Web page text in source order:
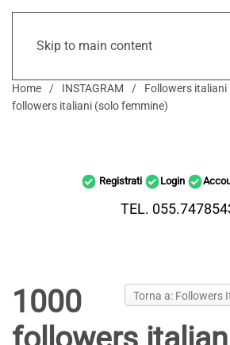
Skip to main content
Home INSTAGRAM Followers italiani
followers italiani (solo femmine)
Registrati Login
TEL.
Torna a: Followers
1000